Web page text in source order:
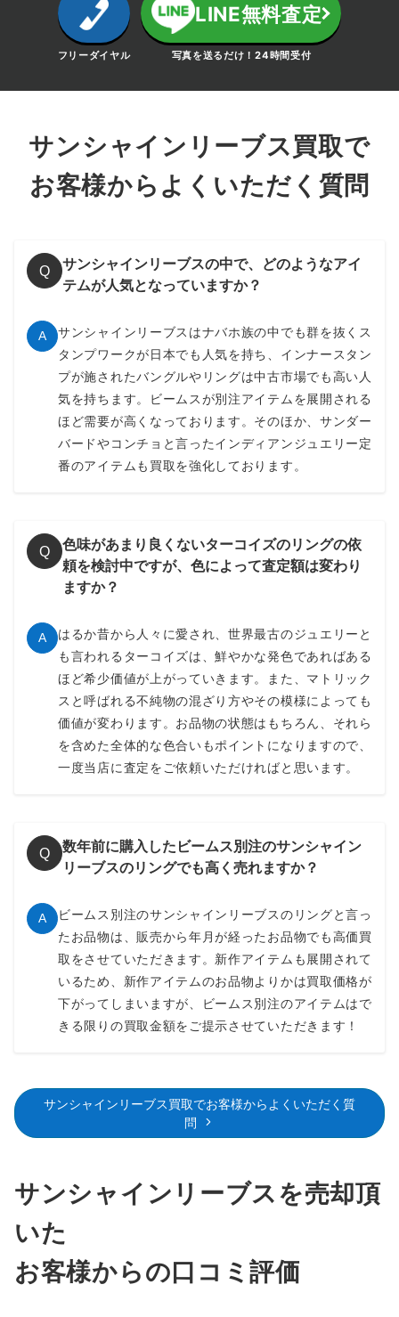
フリーダイヤル
LINE無料査定
写真を送るだけ！24時間受付
サンシャインリーブス買取で
お客様からよくいただく質問
Q
サンシャインリーブスの中で、どのようなアイ
テムが人気となっていますか？
A
サンシャインリーブスはナバホ族の中でも群を抜くス
タンプワークが日本でも人気を持ち、インナースタン
プが施されたバングルやリングは中古市場でも高い人
気を持ちます。ビームスが別注アイテムを展開される
ほど需要が高くなっております。そのほか、サンダー
バードやコンチョと言ったインディアンジュエリー定
番のアイテムも買取を強化しております。
Q
色味があまり良くないターコイズのリングの依
頼を検討中ですが、色によって査定額は変わり
ますか？
A
はるか昔から人々に愛され、世界最古のジュエリーと
も言われるターコイズは、鮮やかな発色であればある
ほど希少価値が上がっていきます。また、マトリック
スと呼ばれる不純物の混ざり方やその模様によっても
価値が変わります。お品物の状態はもちろん、それら
を含めた全体的な色合いもポイントになりますので、
一度当店に査定をご依頼いただければと思います。
Q
数年前に購入したビームス別注のサンシャイン
リーブスのリングでも高く売れますか？
A
ビームス別注のサンシャインリーブスのリングと言っ
たお品物は、販売から年月が経ったお品物でも高価買
取をさせていただきます。新作アイテムも展開されて
いるため、新作アイテムのお品物よりかは買取価格が
下がってしまいますが、ビームス別注のアイテムはで
きる限りの買取金額をご提示させていただきます！
サンシャインリーブス買取でお客様からよくいただく質
問
サンシャインリーブスを売却頂
いた
お客様からの口コミ評価